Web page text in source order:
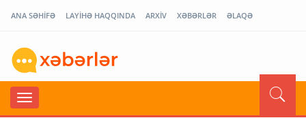
ANA SƏHİFƏ LAYİHƏ HAQQINDA ARXİV XƏBƏRLƏR ƏLAQƏ